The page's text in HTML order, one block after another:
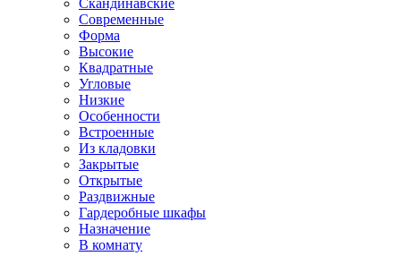
Скандинавские
Современные
Форма
Высокие
Квадратные
Угловые
Низкие
Особенности
Встроенные
Из кладовки
Закрытые
Открытые
Раздвижные
Гардеробные шкафы
Назначение
В комнату